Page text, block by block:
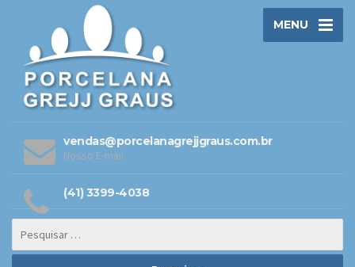
MENU
vendas@porcelanagrejjgraus.com.br
Nosso E-mail
(41) 3399-4038